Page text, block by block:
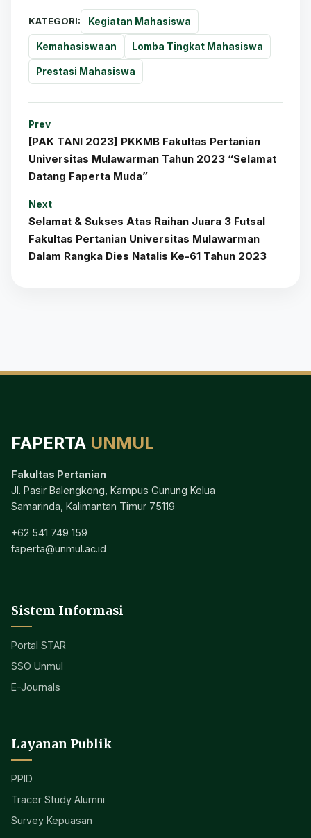
KATEGORI: Kegiatan Mahasiswa
Kemahasiswaan Lomba Tingkat Mahasiswa
Prestasi Mahasiswa
Prev
[PAK TANI 2023] PKKMB Fakultas Pertanian
Universitas Mulawarman Tahun 2023 “Selamat
Datang Faperta Muda”
Next
Selamat & Sukses Atas Raihan Juara 3 Futsal
Fakultas Pertanian Universitas Mulawarman
Dalam Rangka Dies Natalis Ke-61 Tahun 2023
FAPERTA UNMUL
Fakultas Pertanian
Jl. Pasir Balengkong, Kampus Gunung Kelua
Samarinda, Kalimantan Timur 75119
+62 541 749 159
faperta@unmul.ac.id
Sistem Informasi
Portal STAR
SSO Unmul
E-Journals
Layanan Publik
PPID
Tracer Study Alumni
Survey Kepuasan